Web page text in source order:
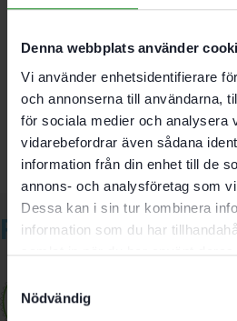
Denna webbplats använder
Vi använder enhetsidentifierare
och annonserna till användarna,
för sociala medier och analysera
vidarebefordrar även sådana
information från din enhet till de
annons- och analysföretag som
Dessa kan i sin tur kombinera
information som du har
Nödvändig
Det finns inga recensioner än.
Bli först med att recensera
SF-OF”
Du måste varainloggadför att
Relaterade